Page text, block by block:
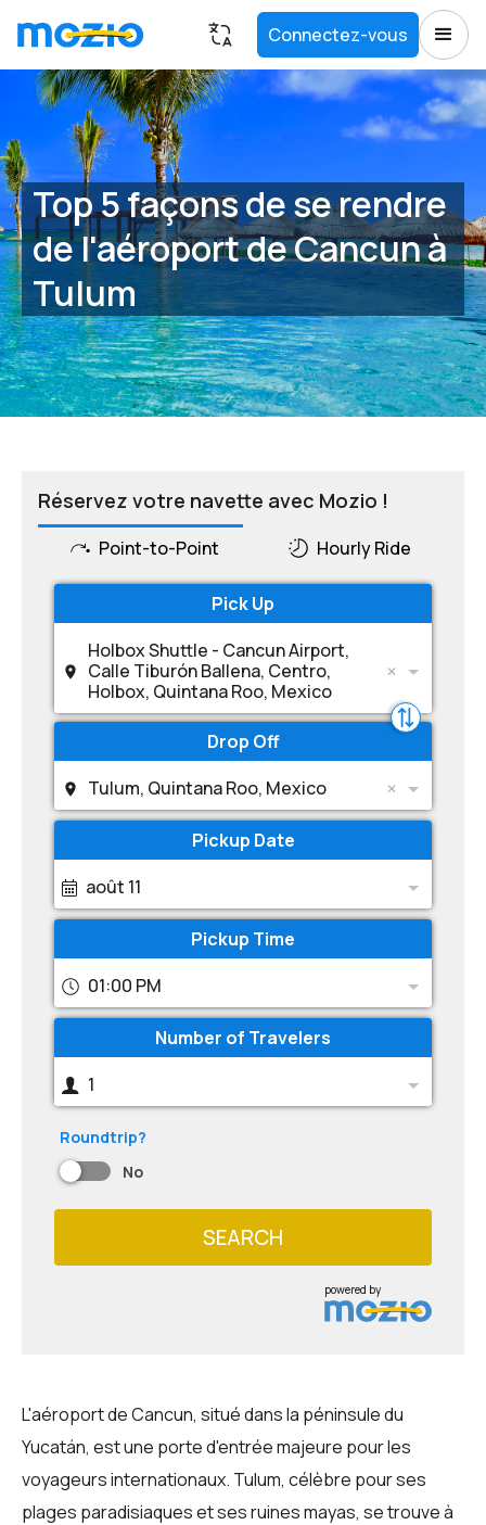
Connectez-vous
Top 5 façons de se rendre
de l'aéroport de Cancun à
Tulum
Réservez votre navette avec Mozio !
Point-to-Point Hourly Ride
Pick Up
Holbox Shuttle - Cancun Airport,
Calle Tiburón Ballena, Centro,
Holbox, Quintana Roo, Mexico
Drop Off
Tulum, Quintana Roo, Mexico
Pickup Date
août 11
Pickup Time
01:00 PM
Number of Travelers
1
Roundtrip?
No
SEARCH
powered by
L'aéroport de Cancun, situé dans la péninsule du
Yucatán, est une porte d'entrée majeure pour les
voyageurs internationaux. Tulum, célèbre pour ses
plages paradisiaques et ses ruines mayas, se trouve à